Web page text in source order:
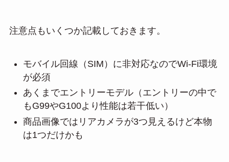
注意点もいくつか記載しておきます。
モバイル回線（SIM）に非対応なのでWi-Fi環境
が必須
あくまでエントリーモデル（エントリーの中で
もG99やG100より性能は若干低い）
商品画像ではリアカメラが3つ見えるけど本物
は1つだけかも